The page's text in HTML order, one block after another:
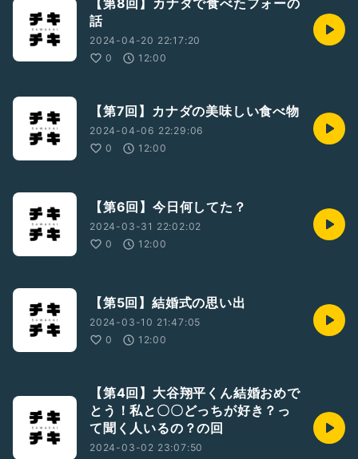
【第8回】カナダで食べたフォーの
話
2024-04-20 22:17:20
0
12:00
【第7回】カナダの美味しい食べ物
2024-04-06 22:29:06
0
12:00
【第6回】今日何してた？
2024-03-31 22:02:02
0
12:00
【第5回】結婚式の思い出
2024-03-10 21:47:05
0
12:00
【第4回】大谷翔平くん結婚おめで
とう！私と〇〇どっちが好き？っ
て聞く人いるの？の回
2024-03-02 23:07:50